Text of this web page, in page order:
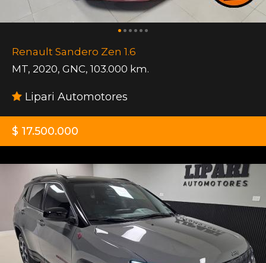
Renault Sandero Zen 1.6
MT, 2020, GNC, 103.000 km.
Lipari Automotores
$ 17.500.000